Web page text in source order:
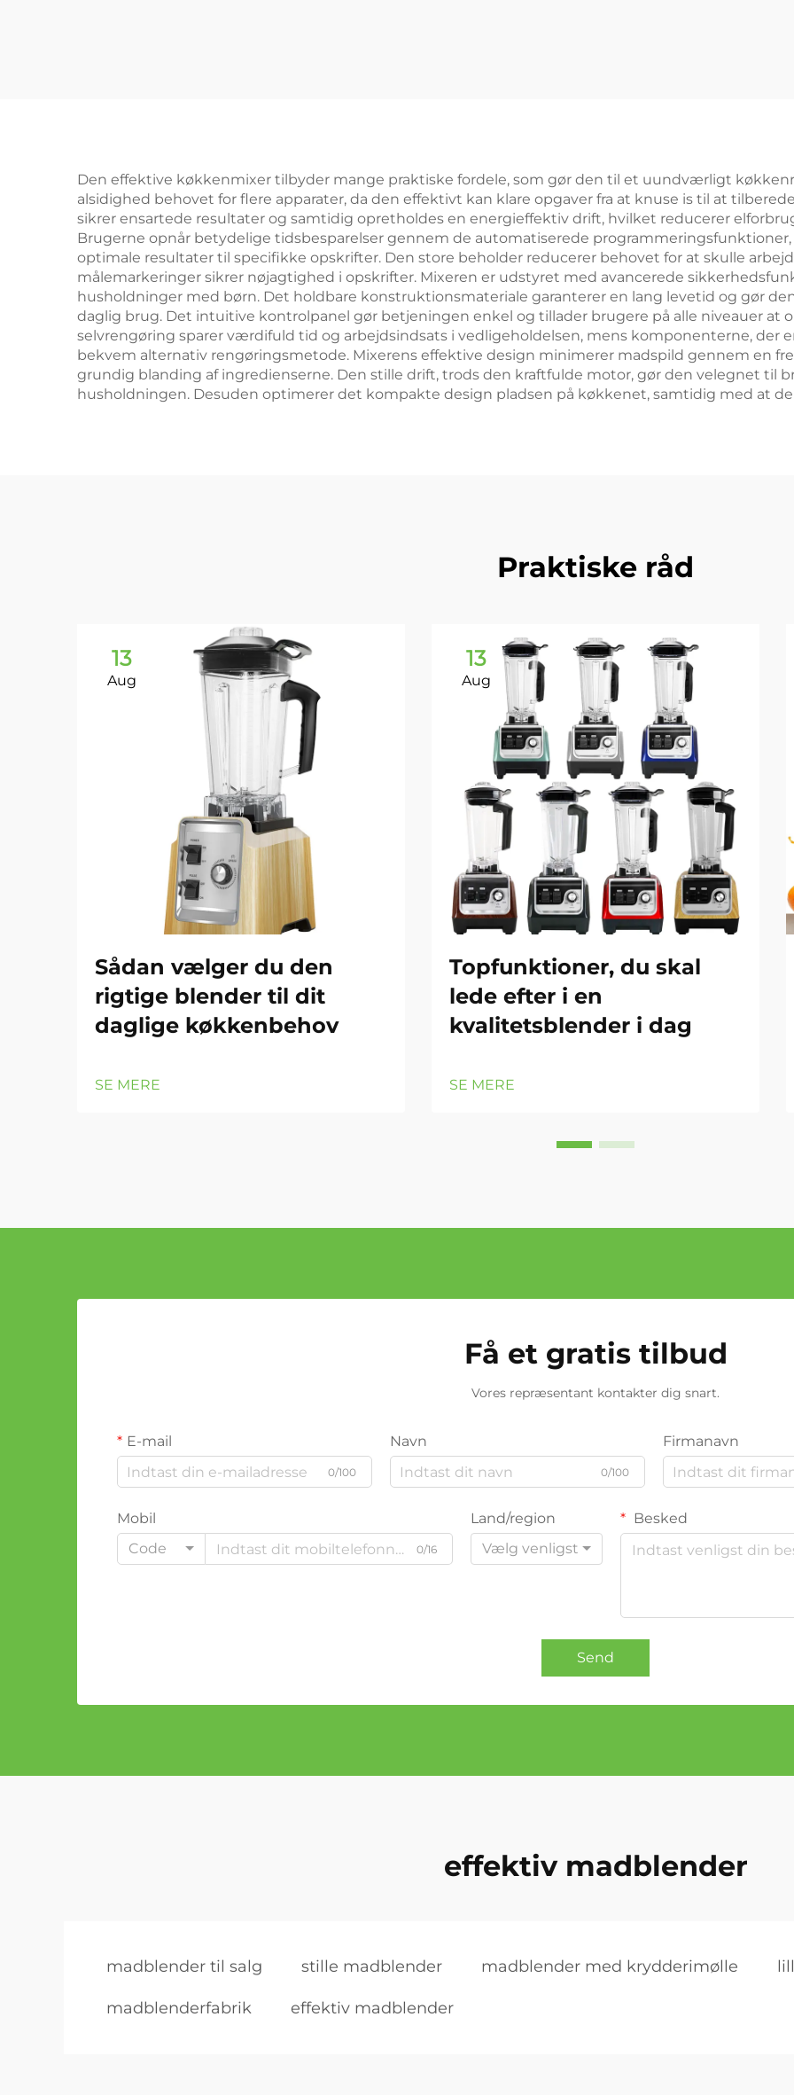
Den effektive køkkenmixer tilbyder mange praktiske fordele, som gør den til et uundværligt
alsidighed behovet for flere apparater, da den effektivt kan klare opgaver fra at knuse is til at
sikrer ensartede resultater og samtidig opretholdes en energieffektiv drift, hvilket reducerer
Brugerne opnår betydelige tidsbesparelser gennem de automatiserede
optimale resultater til specifikke opskrifter. Den store beholder reducerer behovet for at skulle
målemarkeringer sikrer nøjagtighed i opskrifter. Mixeren er udstyret med avancerede
husholdninger med børn. Det holdbare konstruktionsmateriale garanterer en lang levetid og gør
daglig brug. Det intuitive kontrolpanel gør betjeningen enkel og tillader brugere på alle niveauer at
selvrengøring sparer værdifuld tid og arbejdsindsats i vedligeholdelsen, mens komponenterne, der
bekvem alternativ rengøringsmetode. Mixerens effektive design minimerer madspild gennem en
grundig blanding af ingredienserne. Den stille drift, trods den kraftfulde motor, gør den velegnet til
husholdningen. Desuden optimerer det kompakte design pladsen på køkkenet, samtidig med at
Praktiske råd
13
Aug
Sådan vælger du den
rigtige blender til dit
daglige køkkenbehov
SE MERE
13
Aug
Topfunktioner, du skal
lede efter i en
kvalitetsblender i dag
SE MERE
Få et gratis tilbud
Vores repræsentant kontakter dig snart.
E-mail
0/100
Navn
0/100
Firmanavn
Mobil
Code
0/16
Land/region
Vælg venligst
Besked
Send
effektiv madblender
madblender til salg stille madblender madblender med krydderimølle
madblenderfabrik effektiv madblender